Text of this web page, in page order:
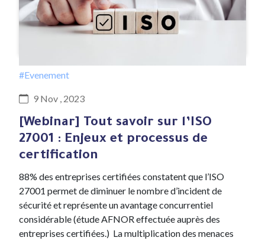
#Evenement
9 Nov , 2023
[Webinar] Tout savoir sur l’ISO
27001 : Enjeux et processus de
certification
88% des entreprises certifiées constatent que l’ISO
27001 permet de diminuer le nombre d’incident de
sécurité et représente un avantage concurrentiel
considérable (étude AFNOR effectuée auprès des
entreprises certifiées.) La multiplication des menaces